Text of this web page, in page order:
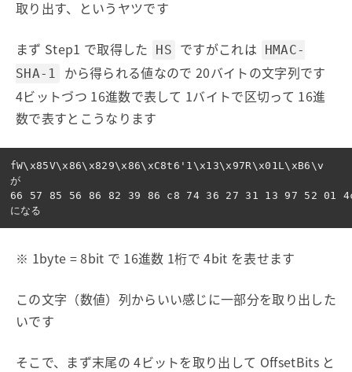
取り出す、というヤツです
まず Step1 で取得した HS ですがこれは
HMAC-
SHA-1
から得られる値なので 20バイトの文字列です
4ビットづつ 16進数で表して 1バイトで区切って 16進
数で表すとこうなります
fW\x85V\x86\x829\x86\xC8t6'1\x13\x97R\x01L\xB6\v
が
66 57 85 56 86 82 39 86 c8 74 36 27 31 13 97 52 01
※ 1byte = 8bit で 16進数 1桁で 4bit を表せます
この文字（数値）列からいい感じに一部分を取り出した
いです
そこで、まず末尾の 4ビットを取り出して OffsetBits と